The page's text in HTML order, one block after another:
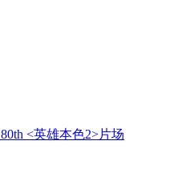
80th <英雄本色2>片场